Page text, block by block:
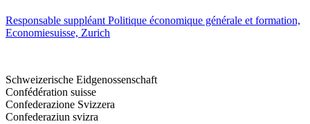
Responsable suppléant Politique économique générale et formation,
Economiesuisse, Zurich
Schweizerische Eidgenossenschaft
Confédération suisse
Confederazione Svizzera
Confederaziun svizra